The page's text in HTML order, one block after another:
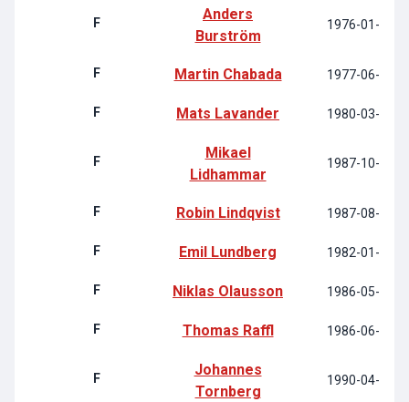
F
Anders
Burström
1976-01-28
F Martin Chabada 1977-06-14
F Mats Lavander 1980-03-16
F
Mikael
Lidhammar
1987-10-28
F Robin Lindqvist 1987-08-16
F Emil Lundberg 1982-01-11
F Niklas Olausson 1986-05-12
F Thomas Raffl 1986-06-19
F
Johannes
Tornberg
1990-04-20